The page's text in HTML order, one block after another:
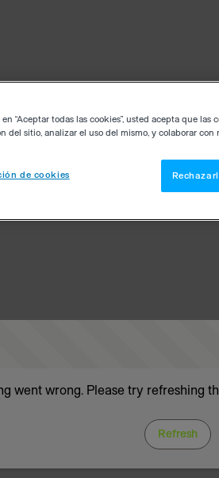
went wrong. Please try refreshing
Refresh
“Aceptar todas las cookies”, usted acepta que
del sitio, analizar el uso del mismo, y colaborar
de cookies